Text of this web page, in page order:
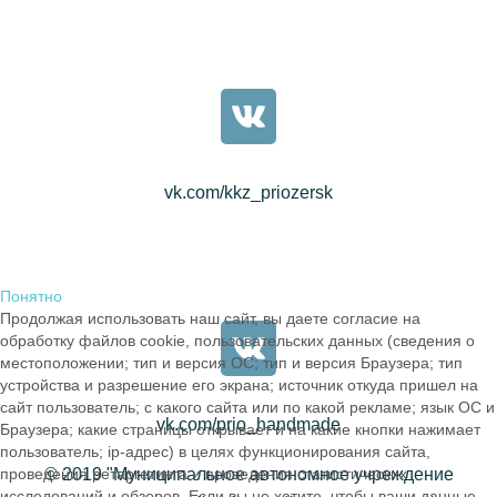
vk.com/kkz_priozersk
vk.com/prio_handmade
© 2019 "Муниципальное автономное учреждение
Понятно
Продолжая использовать наш сайт, вы даете согласие на
обработку файлов cookie, пользовательских данных (сведения о
местоположении; тип и версия ОС; тип и версия Браузера; тип
устройства и разрешение его экрана; источник откуда пришел на
сайт пользователь; с какого сайта или по какой рекламе; язык ОС и
Браузера; какие страницы открывает и на какие кнопки нажимает
пользователь; ip-адрес) в целях функционирования сайта,
проведения ретаргетинга и проведения статистических